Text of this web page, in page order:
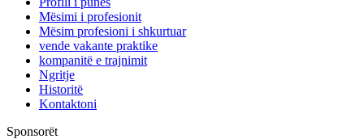
Mësimi i profesionit
Mësim profesioni i shkurtuar
vende vakante praktike
kompanitë e trajnimit
Ngritje
Historitë
Kontaktoni
Sponsorët